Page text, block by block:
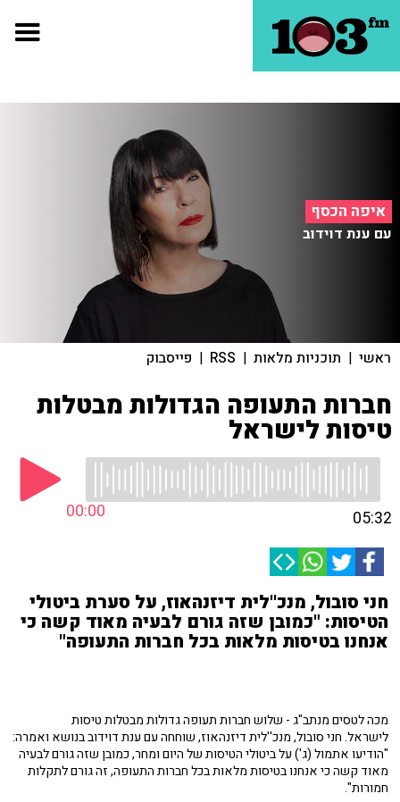
איפה הכסף
עם ענת דוידוב
ראשי | תוכניות מלאות |
RSS
| פייסבוק
חברות התעופה הגדולות מבטלות
טיסות לישראל
00:00 05:32
חני סובול, מנכ''לית דיזנהאוז, על סערת ביטולי
הטיסות: "כמובן שזה גורם לבעיה מאוד קשה כי
אנחנו בטיסות מלאות בכל חברות התעופה"
מכה לטסים מנתב"ג - שלוש חברות תעופה גדולות מבטלות טיסות
לישראל. חני סובול, מנכ''לית דיזנהאוז, שוחחה עם ענת דוידוב בנושא ואמרה:
"הודיעו אתמול (ג') על ביטולי הטיסות של היום ומחר, כמובן שזה גורם לבעיה
מאוד קשה כי אנחנו בטיסות מלאות בכל חברות התעופה, זה גורם לתקלות
חמורות".